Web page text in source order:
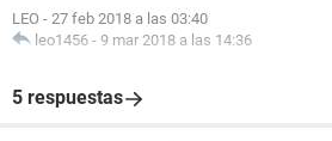
LEO - 27 feb 2018 a las 03:40
leo1456 - 9 mar 2018 a las 14:36
5 respuestas